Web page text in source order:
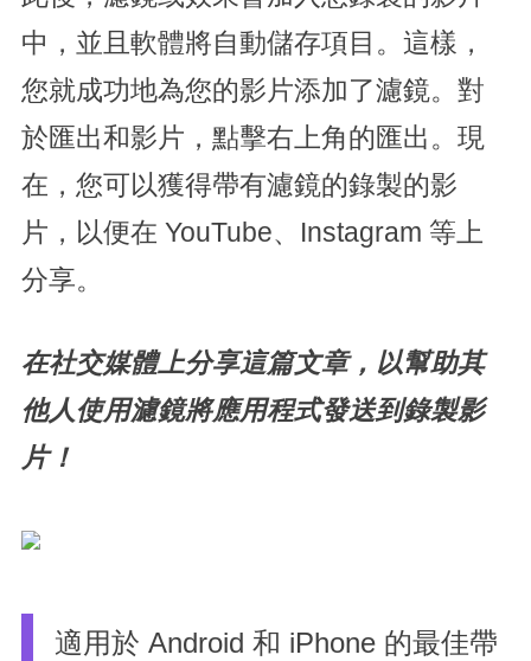
中，並且軟體將自動儲存項目。這樣，
您就成功地為您的影片添加了濾鏡。對
於匯出和影片，點擊右上角的匯出。現
在，您可以獲得帶有濾鏡的錄製的影
片，以便在 YouTube、Instagram 等上
分享。
在社交媒體上分享這篇文章，以幫助其
他人使用濾鏡將應用程式發送到錄製影
片！
適用於 Android 和 iPhone 的最佳帶